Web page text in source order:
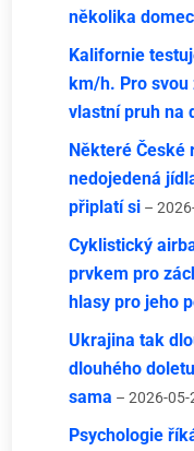
několika
Kalifornie
km/h. Pro svou
vlastní pruh na
Některé České
nedojedená
připlatí si –
Cyklistický
prvkem pro
hlasy pro jeho
Ukrajina tak
dlouhého
sama – 2026-05-
Psychologie